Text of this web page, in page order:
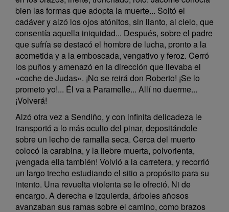
bien las formas que adopta la muerte... Soltó el
cadáver y alzó los ojos atónitos, sin llanto, al cielo, que
consentía aquella iniquidad... Después, sobre el padre
que sufría se destacó el hombre de lucha, pronto a la
acometida y a la emboscada, vengativo y feroz. Cerró
los puños y amenazó en la dirección que llevaba el
«coche de Judas». ¡No se reirá don Roberto! ¡Se lo
prometo yo!... Él va a Paramelle... Allí no duerme...
¡Volverá!
Alzó otra vez a Sendiño, y con infinita delicadeza le
transportó a lo más oculto del pinar, depositándole
sobre un lecho de ramalla seca. Cerca del muerto
colocó la carabina, y la liebre muerta, polvorienta,
¡vengada ella también! Volvió a la carretera, y recorrió
un largo trecho estudiando el sitio a propósito para su
intento. Una revuelta violenta se le ofreció. Ni de
encargo. A derecha e izquierda, árboles añosos
avanzaban sus ramas sobre el camino, como brazos